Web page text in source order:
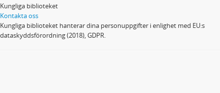
Kungliga biblioteket
Kontakta oss
Kungliga biblioteket hanterar dina personuppgifter i enlighet med EU:s
dataskyddsförordning (2018), GDPR.